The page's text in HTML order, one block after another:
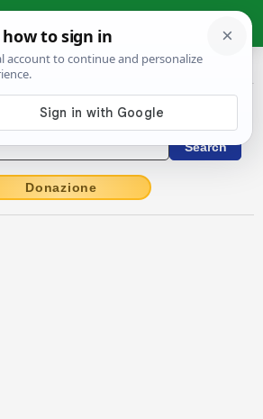
gathered
to Latin Dictionary
Donazione